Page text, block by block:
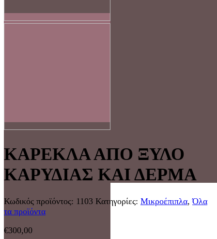
ΚΑΡΕΚΛΑ ΑΠΟ ΞΥΛΟ
ΚΑΡΥΔΙΑΣ ΚΑΙ ΔΕΡΜΑ
Κωδικός προϊόντος: 1103 Κατηγορίες: Μικροέπιπλα,Όλα
τα προϊόντα
€300,00